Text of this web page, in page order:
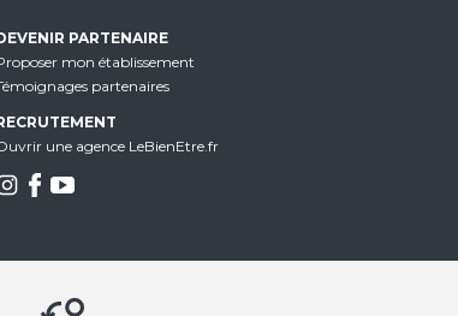
PARTENAIRE
mon établissement
partenaires
une agence LeBienEtre.fr